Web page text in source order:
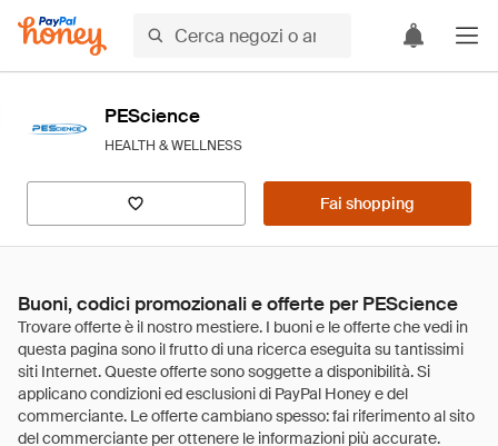
PEScience
HEALTH & WELLNESS
Fai shopping
Buoni, codici promozionali e offerte per PEScience